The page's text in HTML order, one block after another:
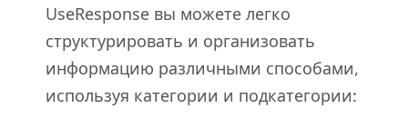
UseResponse вы можете легко
структурировать и организовать
информацию различными способами,
используя категории и подкатегории: